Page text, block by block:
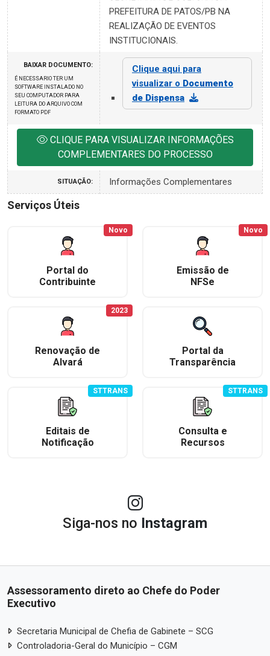
PREFEITURA DE PATOS/PB NA
REALIZAÇÃO DE EVENTOS
INSTITUCIONAIS.
BAIXAR DOCUMENTO:
É NECESSARIO TER UM
SOFTWARE INSTALADO NO
SEU COMPUTADOR PARA
LEITURA DO ARQUIVO COM
FORMATO PDF
Clique aqui para
visualizar o Documento
de Dispensa
CLIQUE PARA VISUALIZAR INFORMAÇÕES
COMPLEMENTARES DO PROCESSO
SITUAÇÃO: Informações Complementares
Serviços Úteis
Portal do
Contribuinte
Novo
Emissão de
NFSe
Novo
Renovação de
Alvará
2023
Portal da
Transparência
Editais de
Notificação
STTRANS
Consulta e
Recursos
STTRANS
Siga-nos no Instagram
Assessoramento direto ao Chefe do Poder
Executivo
Secretaria Municipal de Chefia de Gabinete – SCG
Controladoria-Geral do Município – CGM